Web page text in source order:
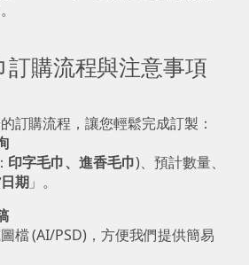
購流程與注意事項
訂購流程，讓您輕鬆完成訂製：
印字毛巾、進香毛巾)、預計數量、
期」。
檔 (AI/PSD)，方便我們提供簡易